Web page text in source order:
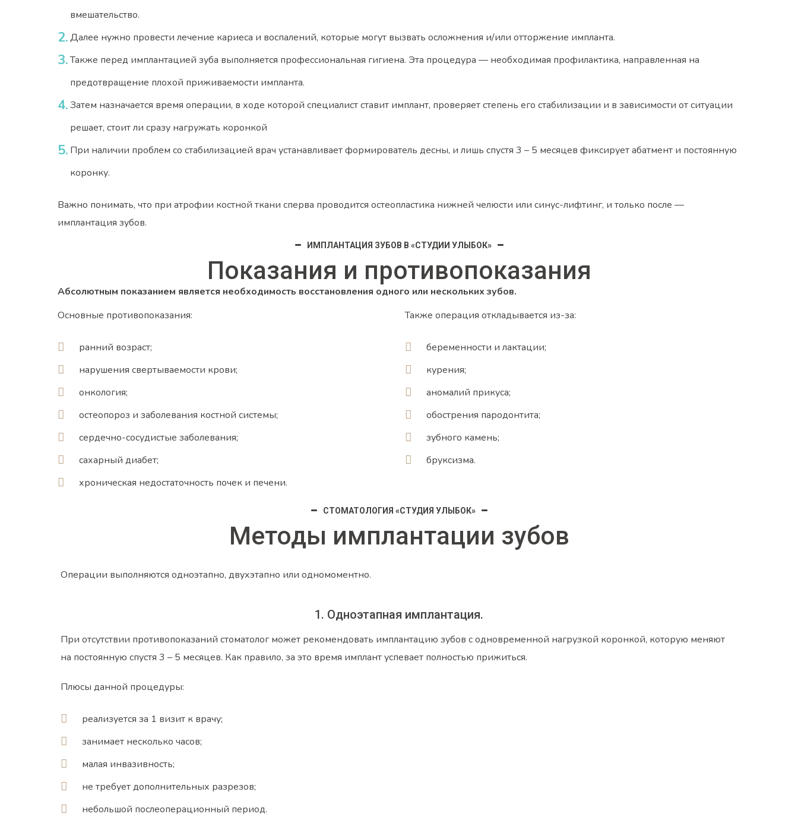
вмешательство.
Далее нужно провести лечение кариеса и воспалений, которые могут вызвать осложнения и/или отторжение импланта.
Также перед имплантацией зуба выполняется профессиональная гигиена. Эта процедура — необходимая профилактика, направленная на
предотвращение плохой приживаемости импланта.
Затем назначается время операции, в ходе которой специалист ставит имплант, проверяет степень его стабилизации и в зависимости от ситуации
решает, стоит ли сразу нагружать коронкой
При наличии проблем со стабилизацией врач устанавливает формирователь десны, и лишь спустя 3 – 5 месяцев фиксирует абатмент и постоянную
коронку.
Важно понимать, что при атрофии костной ткани сперва проводится остеопластика нижней челюсти или синус-лифтинг, и только после —
имплантация зубов.
ИМПЛАНТАЦИЯ ЗУБОВ В «СТУДИИ УЛЫБОК»
Показания и противопоказания
Абсолютным показанием является необходимость восстановления одного или нескольких зубов.
Основные противопоказания:
ранний возраст;
нарушения свертываемости крови;
онкология;
остеопороз и заболевания костной системы;
сердечно-сосудистые заболевания;
сахарный диабет;
хроническая недостаточность почек и печени.
Также операция откладывается из-за:
беременности и лактации;
курения;
аномалий прикуса;
обострения пародонтита;
зубного камень;
бруксизма.
СТОМАТОЛОГИЯ «СТУДИЯ УЛЫБОК»
Методы имплантации зубов
Операции выполняются одноэтапно, двухэтапно или одномоментно.
1. Одноэтапная имплантация.
При отсутствии противопоказаний стоматолог может рекомендовать имплантацию зубов с одновременной нагрузкой коронкой, которую меняют
на постоянную спустя 3 – 5 месяцев. Как правило, за это время имплант успевает полностью прижиться.
Плюсы данной процедуры:
реализуется за 1 визит к врачу;
занимает несколько часов;
малая инвазивность;
не требует дополнительных разрезов;
небольшой послеоперационный период.